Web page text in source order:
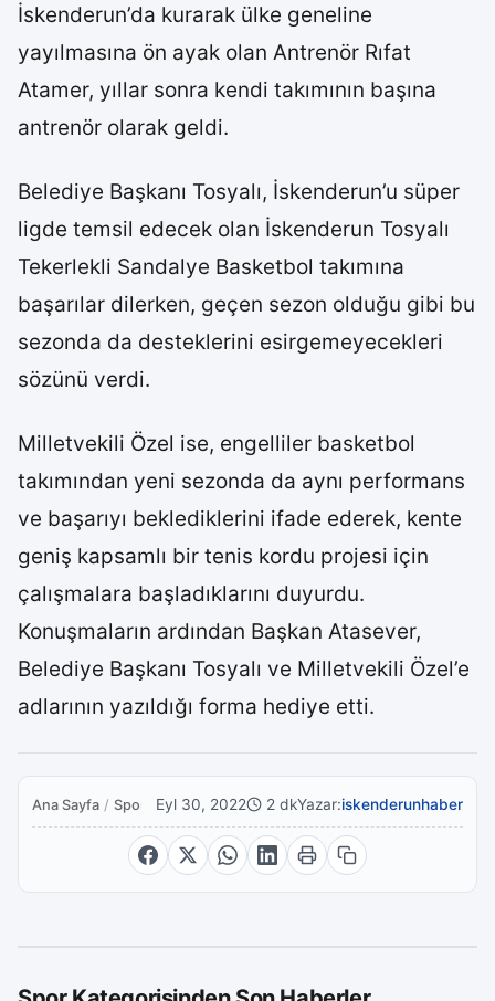
İskenderun’da kurarak ülke geneline
yayılmasına ön ayak olan Antrenör Rıfat
Atamer, yıllar sonra kendi takımının başına
antrenör olarak geldi.
Belediye Başkanı Tosyalı, İskenderun’u süper
ligde temsil edecek olan İskenderun Tosyalı
Tekerlekli Sandalye Basketbol takımına
başarılar dilerken, geçen sezon olduğu gibi bu
sezonda da desteklerini esirgemeyecekleri
sözünü verdi.
Milletvekili Özel ise, engelliler basketbol
takımından yeni sezonda da aynı performans
ve başarıyı beklediklerini ifade ederek, kente
geniş kapsamlı bir tenis kordu projesi için
çalışmalara başladıklarını duyurdu.
Konuşmaların ardından Başkan Atasever,
Belediye Başkanı Tosyalı ve Milletvekili Özel’e
adlarının yazıldığı forma hediye etti.
Ana Sayfa / Spor Eyl 30, 2022 2 dkYazar:iskenderunhaber